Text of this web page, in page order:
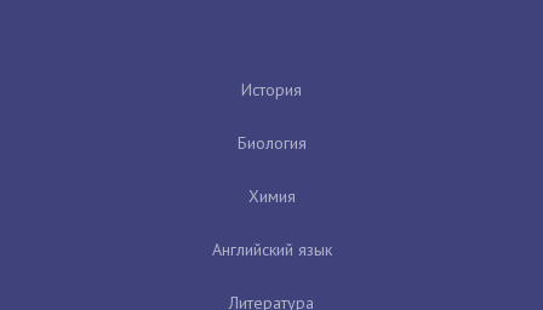
История
Биология
Химия
Английский язык
Литература